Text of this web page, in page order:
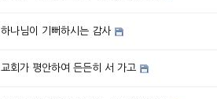
하나님이 기뻐하시는 감사
교회가 평안하여 든든히 서 가고